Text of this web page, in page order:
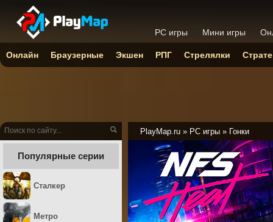
PlayMap.ru » PC игры » Гонки
Популярные серии
Сталкер
Метро
PC игры Мини игры
Онлайн Браузерные Экшен РПГ Стрелялки